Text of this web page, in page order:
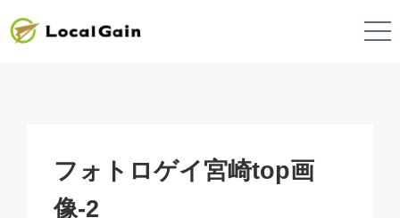
フォトロゲイ宮崎top画
像-2